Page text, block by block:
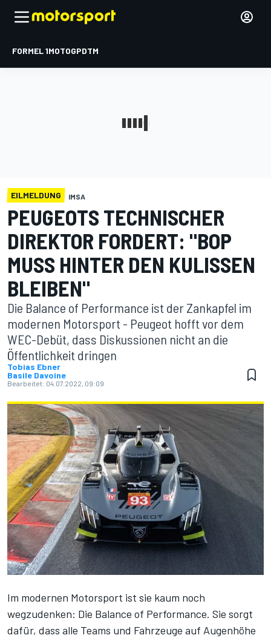
FORMEL 1MOTOGPDTM
EILMELDUNG IMSA
PEUGEOTS TECHNISCHER
DIREKTOR FORDERT: "BOP
MUSS HINTER DEN KULISSEN
BLEIBEN"
Die Balance of Performance ist der Zankapfel im
modernen Motorsport - Peugeot hofft vor dem
WEC-Debüt, dass Diskussionen nicht an die
Öffentlichkeit dringen
Tobias Ebner
Basile Davoine
Bearbeitet: 04.07.2022, 09:09
Im modernen Motorsport ist sie kaum noch
wegzudenken: Die Balance of Performance. Sie sorgt
dafür, dass alle Teams und Fahrzeuge auf Augenhöhe